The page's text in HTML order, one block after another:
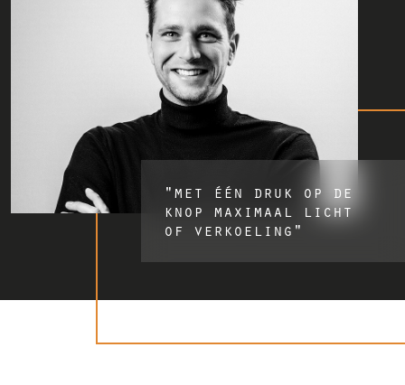
"met één druk op de
knop maximaal licht
of verkoeling"